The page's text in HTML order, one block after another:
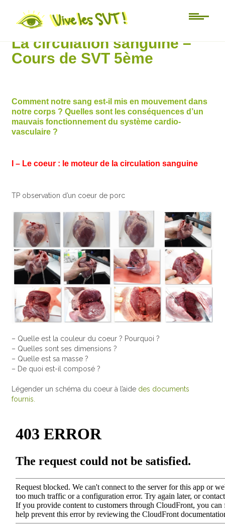
5ème
La circulation sanguine –
Cours de SVT 5ème
Comment notre sang est-il mis en mouvement dans
notre corps ? Quelles sont les conséquences d’un
mauvais fonctionnement du système cardio-
vasculaire ?
I – Le coeur : le moteur de la circulation sanguine
TP observation d’un coeur de porc
– Quelle est la couleur du coeur ? Pourquoi ?
– Quelles sont ses dimensions ?
– Quelle est sa masse ?
– De quoi est-il composé ?
Légender un schéma du coeur à l’aide des documents
fournis.